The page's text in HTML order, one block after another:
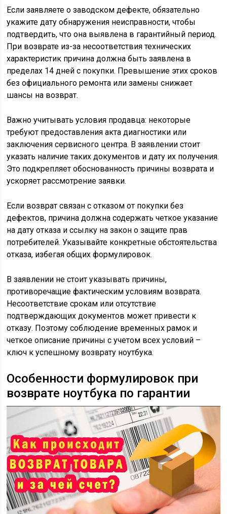
Если заявляете о заводском дефекте, обязательно
укажите дату обнаружения неисправности, чтобы
подтвердить, что она выявлена в гарантийный период.
При возврате из-за несоответствия технических
характеристик причина должна быть заявлена в
пределах 14 дней с покупки. Превышение этих сроков
без официального ремонта или замены снижает
шансы на возврат.
Важно учитывать условия продавца: некоторые
требуют предоставления акта диагностики или
заключения сервисного центра. В заявлении стоит
указать наличие таких документов и дату их получения.
Это подкрепляет обоснованность причины возврата и
ускоряет рассмотрение заявки.
Если возврат связан с отказом от покупки без
дефектов, причина должна содержать четкое указание
на дату отказа и ссылку на закон о защите прав
потребителей. Указывайте конкретные обстоятельства
отказа, избегая общих формулировок.
В заявлении не стоит указывать причины,
противоречащие фактическим условиям возврата.
Несоответствие срокам или отсутствие
подтверждающих документов может привести к
отказу. Поэтому соблюдение временных рамок и
четкое описание причины с учетом всех условий –
ключ к успешному возврату ноутбука.
Особенности формулировок при
возврате ноутбука по гарантии